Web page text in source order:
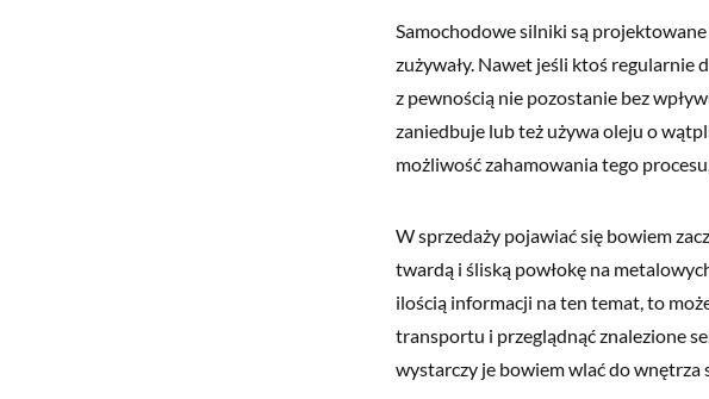
Samochodowe silniki są projektowane
zużywały. Nawet jeśli ktoś
z pewnością nie pozostanie bez
zaniedbuje lub też używa oleju o
możliwość zahamowania tego
W sprzedaży pojawiać się bowiem
twardą i śliską powłokę na
ilością informacji na ten temat, to
transportu i przeglądnąć znalezione
wystarczy je bowiem wlać do wnętrza